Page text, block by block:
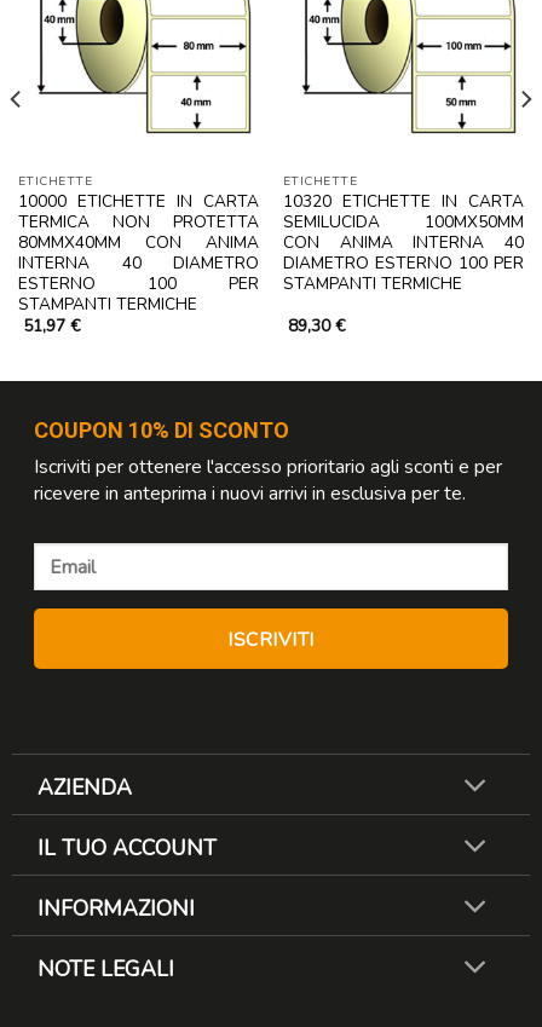
ETICHETTE
10000 ETICHETTE IN CARTA
TERMICA NON PROTETTA
80MMX40MM CON ANIMA
INTERNA 40 DIAMETRO
ESTERNO 100 PER
STAMPANTI TERMICHE
51,97 €
ETICHETTE
10320 ETICHETTE IN CARTA
SEMILUCIDA 100MX50MM
CON ANIMA INTERNA 40
DIAMETRO ESTERNO 100 PER
STAMPANTI TERMICHE
89,30€
COUPON 10% DI SCONTO
Iscriviti per ottenere l'accesso prioritario agli sconti e per
ricevere in anteprima i nuovi arrivi in esclusiva per te.
AZIENDA
IL TUO ACCOUNT
INFORMAZIONI
NOTE LEGALI